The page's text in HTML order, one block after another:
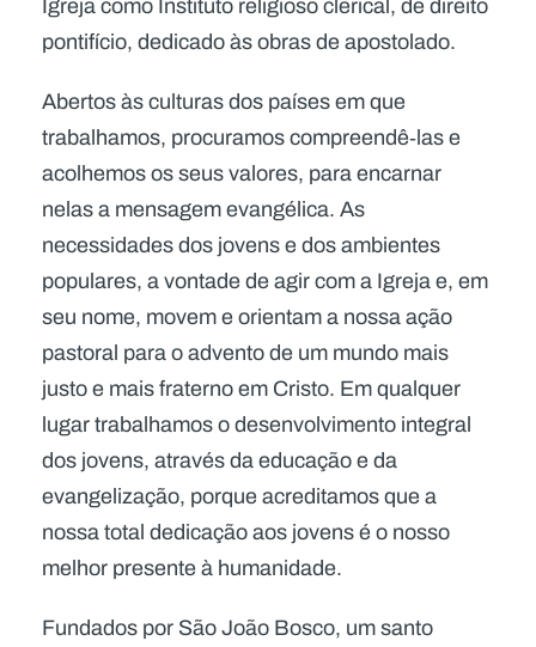
Igreja como Instituto religioso clerical, de direito
pontifício, dedicado às obras de apostolado.
Abertos às culturas dos países em que
trabalhamos, procuramos compreendê‑las e
acolhemos os seus valores, para encarnar
nelas a mensagem evangélica. As
necessidades dos jovens e dos ambientes
populares, a vontade de agir com a Igreja e, em
seu nome, movem e orientam a nossa ação
pastoral para o advento de um mundo mais
justo e mais fraterno em Cristo. Em qualquer
lugar trabalhamos o desenvolvimento integral
dos jovens, através da educação e da
evangelização, porque acreditamos que a
nossa total dedicação aos jovens é o nosso
melhor presente à humanidade.
Fundados por São João Bosco, um santo